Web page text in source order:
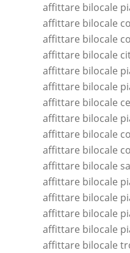
affittare bilocale
affittare bilocale
affittare bilocale
affittare bilocale
affittare bilocale
affittare bilocale
affittare bilocale
affittare bilocale
affittare bilocale
affittare bilocale
affittare bilocale
affittare bilocale
affittare bilocale
affittare bilocale
affittare bilocale
affittare bilocale